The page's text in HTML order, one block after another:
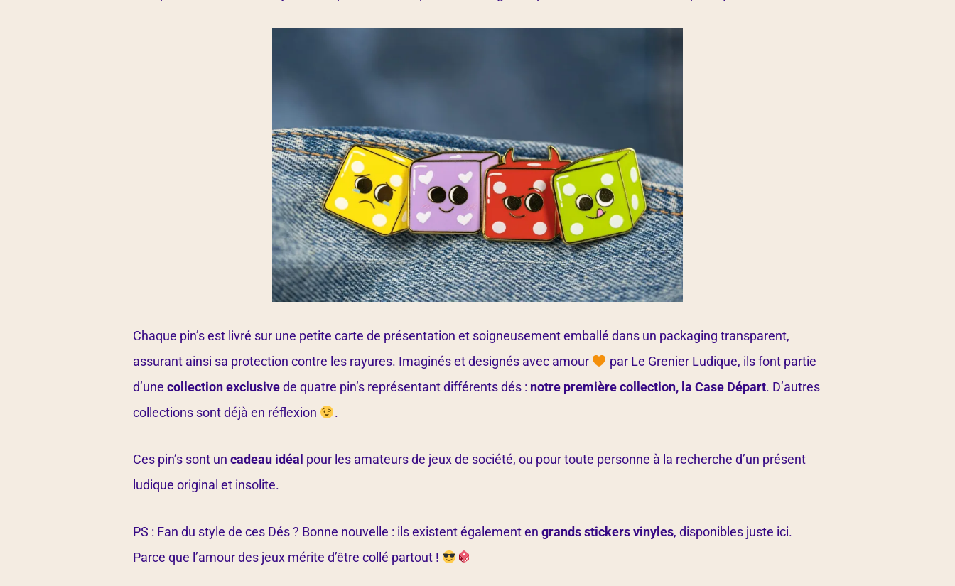
Chaque pin’s est livré sur une petite carte de présentation et soigneusement emballé dans un packaging transparent,
assurant ainsi sa protection contre les rayures. Imaginés et designés avec amour
par Le Grenier Ludique, ils font partie
d’une collection exclusivede quatre pin’s représentant différents dés : notre première collection, la Case Départ. D’autres
collections sont déjà en réflexion
.
Ces pin’s sont un cadeau idéal pour les amateurs de jeux de société, ou pour toute personne à la recherche d’un présent
ludique original et insolite.
PS : Fan du style de ces Dés ? Bonne nouvelle : ils existent également en grands stickers vinyles, disponibles juste ici.
Parce que l’amour des jeux mérite d’être collé partout !